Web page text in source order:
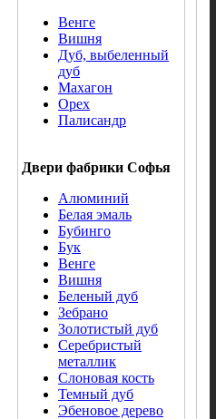
Венге
Вишня
Дуб, выбеленный
дуб
Махагон
Орех
Палисандр
Двери фабрики Софья
Алюминий
Белая эмаль
Бубинго
Бук
Венге
Вишня
Беленый дуб
Зебрано
Золотистый дуб
Серебристый
металлик
Слоновая кость
Темный дуб
Эбеновое дерево